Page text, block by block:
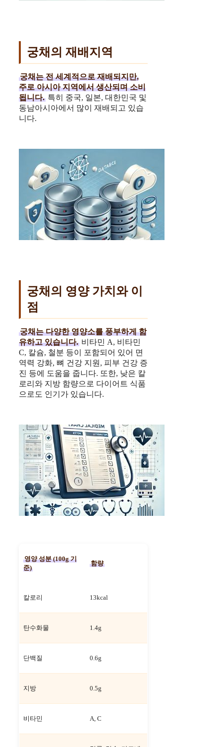
궁채의 재배지역
궁채는 전 세계적으로 재배되지만,
주로 아시아 지역에서 생산되며 소비
됩니다. 특히 중국, 일본, 대한민국 및
동남아시아에서 많이 재배되고 있습
니다.
궁채의 영양 가치와 이
점
궁채는 다양한 영양소를 풍부하게 함
유하고 있습니다. 비타민 A, 비타민
C, 칼슘, 철분 등이 포함되어 있어 면
역력 강화, 뼈 건강 지원, 피부 건강 증
진 등에 도움을 줍니다. 또한, 낮은 칼
로리와 지방 함량으로 다이어트 식품
으로도 인기가 있습니다.
영양 성분 (100g 기
준)
함량
칼로리 13kcal
탄수화물 1.4g
단백질 0.6g
지방 0.5g
비타민 A, C